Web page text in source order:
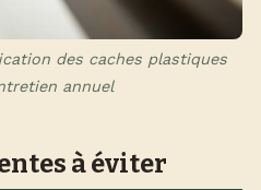
des caches plastiques
annuel
à éviter